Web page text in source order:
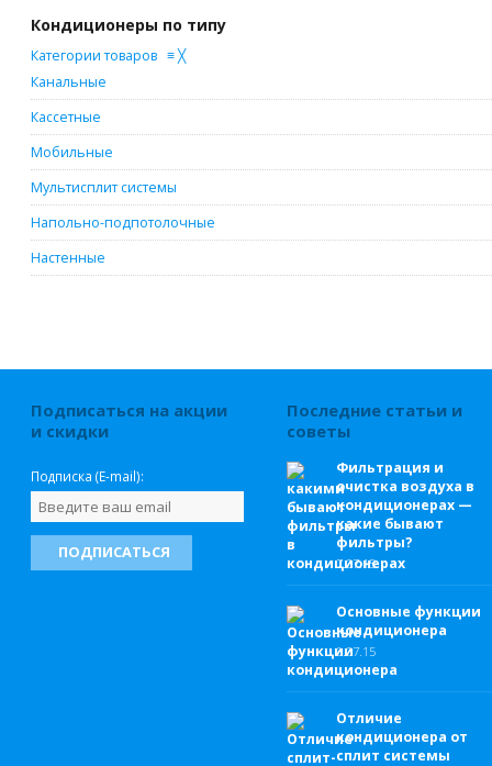
Кондиционеры по типу
Категории товаров ≡╳
Канальные
Кассетные
Мобильные
Мультисплит системы
Напольно-подпотолочные
Настенные
Подписаться на акции
и скидки
Подписка (E-mail):
Последние статьи и
советы
Фильтрация и
очистка воздуха в
кондиционерах —
какие бывают
фильтры?
7.07.15
Основные функции
кондиционера
6.07.15
Отличие
кондиционера от
сплит системы